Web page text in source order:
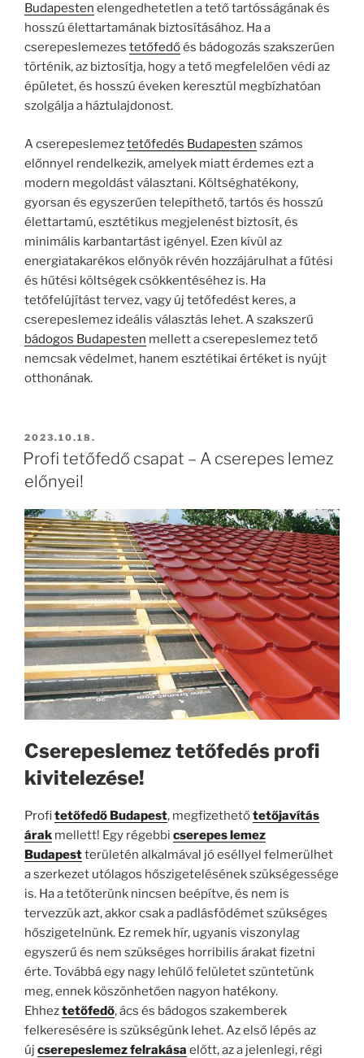
Budapesten elengedhetetlen a tető tartósságának és
hosszú élettartamának biztosításához. Ha a
cserepeslemezes tetőfedőés bádogozás szakszerűen
történik, az biztosítja, hogy a tető megfelelően védi az
épületet, és hosszú éveken keresztül megbízhatóan
szolgálja a háztulajdonost.
A cserepeslemeztetőfedés Budapesten számos
előnnyel rendelkezik, amelyek miatt érdemes ezt a
modern megoldást választani. Költséghatékony,
gyorsan és egyszerűen telepíthető, tartós és hosszú
élettartamú, esztétikus megjelenést biztosít, és
minimális karbantartást igényel. Ezen kívül az
energiatakarékos előnyök révén hozzájárulhat a fűtési
és hűtési költségek csökkentéséhez is. Ha
tetőfelújítást tervez, vagy új tetőfedést keres, a
cserepeslemez ideális választás lehet. A szakszerű
bádogos Budapesten mellett a cserepeslemez tető
nemcsak védelmet, hanem esztétikai értéket is nyújt
otthonának.
BEKÜLDVE:
2023.10.18.
Profi tetőfedő csapat – A cserepes lemez
előnyei!
Cserepeslemez tetőfedés profi
kivitelezése!
Profitetőfedő Budapest, megfizethetőtetőjavítás
árak mellett! Egy régebbi cserepes lemez
Budapestterületén alkalmával jó eséllyel felmerülhet
a szerkezet utólagos hőszigetelésének szükségessége
is. Ha a tetőterünk nincsen beépítve, és nem is
tervezzük azt, akkor csak a padlásfödémet szükséges
hőszigetelnünk. Ez remek hír, ugyanis viszonylag
egyszerű és nem szükséges horribilis árakat fizetni
érte. Továbbá egy nagy lehűlő felületet szüntetünk
meg, ennek köszönhetően nagyon hatékony.
Ehheztetőfedő, ács és bádogos szakemberek
felkeresésére is szükségünk lehet. Az első lépés az
új cserepeslemez felrakása előtt, az a jelenlegi, régi